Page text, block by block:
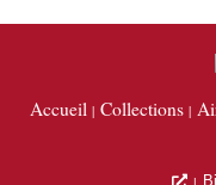
Accueil Collections